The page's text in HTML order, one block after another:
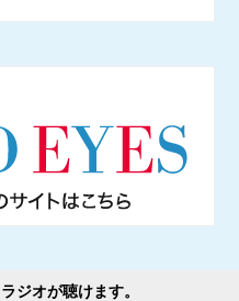
ジオが聴けます。